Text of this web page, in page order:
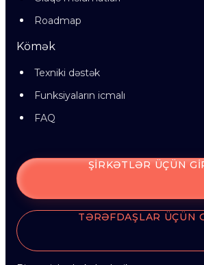
Roadmap
Kömək
Texniki dəstək
Funksiyaların icmalı
FAQ
ŞIRKƏTLƏR ÜÇÜN
TƏRƏFDAŞLAR ÜÇÜN